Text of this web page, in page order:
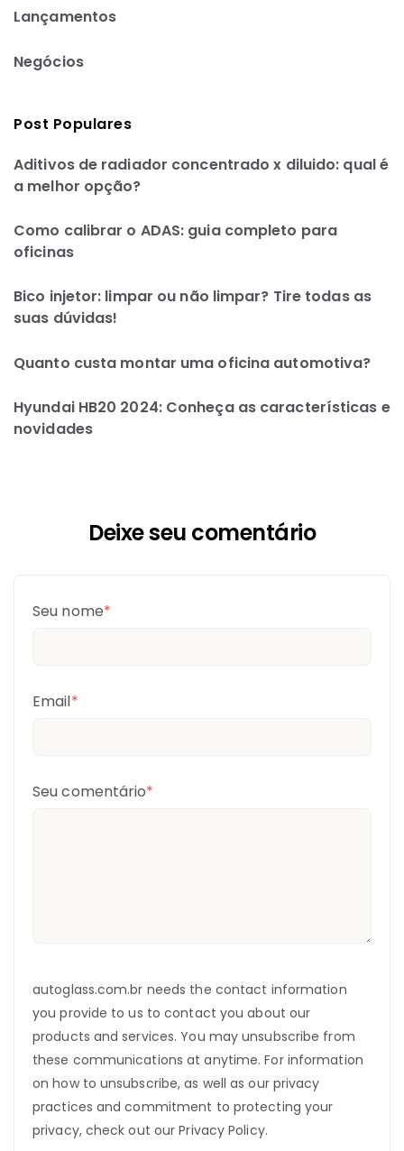
Lançamentos
Negócios
Post Populares
Aditivos de radiador concentrado x diluido: qual é
a melhor opção?
Como calibrar o ADAS: guia completo para
oficinas
Bico injetor: limpar ou não limpar? Tire todas as
suas dúvidas!
Quanto custa montar uma oficina automotiva?
Hyundai HB20 2024: Conheça as características e
novidades
Deixe seu comentário
Seu nome*
Email*
Seu comentário*
autoglass.com.br needs the contact information
you provide to us to contact you about our
products and services. You may unsubscribe from
these communications at anytime. For information
on how to unsubscribe, as well as our privacy
practices and commitment to protecting your
privacy, check out our Privacy Policy.